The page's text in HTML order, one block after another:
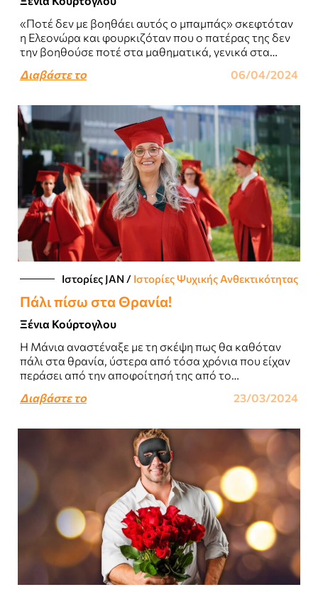
«Ποτέ δεν με βοηθάει αυτός ο μπαμπάς» σκεφτόταν
η Ελεονώρα και φουρκιζόταν που ο πατέρας της δεν
την βοηθούσε ποτέ στα μαθηματικά, γενικά στα
Διαβάστε το 06/04/2024
Ιστορίες JΑΝ / Ιστορίες Ψυχικής Ανθεκτικότητας
Πάλι πίσω στα Θρανία!
Ξένια Κούρτογλου
Η Μάνια αναστέναξε με τη σκέψη πως θα καθόταν
πάλι στα θρανία, ύστερα από τόσα χρόνια που είχαν
περάσει από την αποφοίτησή της από το
Διαβάστε το 23/03/2024